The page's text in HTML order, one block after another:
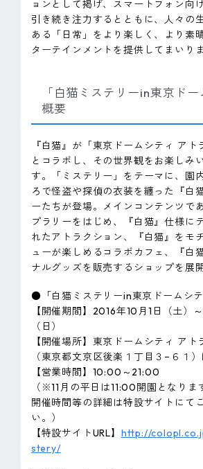
ョンとして掲げ、スマートフォン向
引き続き注力するとともに、人々の
ある「日常」をより楽しく、より素
ターテインメントを提供してまいりま
「白猫ミステリーin東京ドー
概要
『白猫』が「東京ドームシティ アト
とコラボし、その世界観をお楽しみ
す。「ミステリー」をテーマに、園
ろで怪盗や探偵の衣装を纏った『白
ーたちが登場。メインコンテンツで
プラリーをはじめ、『白猫』仕様に
れたアトラクション、『白猫』をモ
ューが楽しめるコラボカフェ、『白
ナルグッズを販売するショップを展
●「白猫ミステリーin東京ドームシテ
【開催期間】2016年10月1日（土）
（日）
【開催場所】東京ドームシティ アト
（東京都文京区後楽１丁目３−６１
【営業時間】10:00～21:00
（※11月の平日は11:00開園となりま
開催時間等の詳細は特設サイトにて
い。）
【特設サイトURL】 http://
stery/